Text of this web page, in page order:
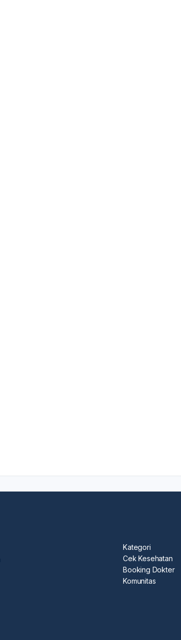
Kategori
Cek Kesehatan
Booking Dokter
Komunitas